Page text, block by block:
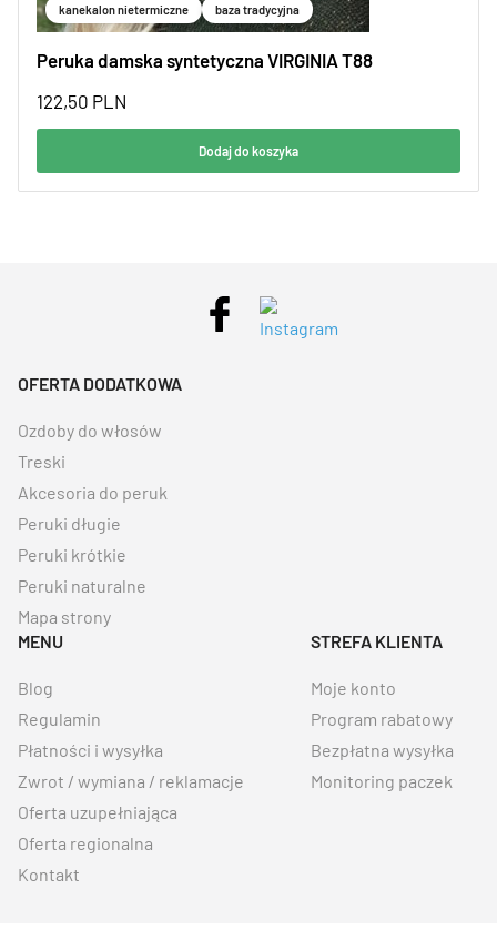
kanekalon nietermiczne baza tradycyjna
Peruka damska syntetyczna VIRGINIA T88
122,50 PLN
Dodaj do koszyka
OFERTA DODATKOWA
Ozdoby do włosów
Treski
Akcesoria do peruk
Peruki długie
Peruki krótkie
Peruki naturalne
Mapa strony
MENU
Blog
Regulamin
Płatności i wysyłka
Zwrot / wymiana / reklamacje
Oferta uzupełniająca
Oferta regionalna
Kontakt
STREFA KLIENTA
Moje konto
Program rabatowy
Bezpłatna wysyłka
Monitoring paczek